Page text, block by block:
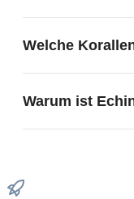
Tentakel, weshalb
wichtig ist.
Welche
Weichkorallen und
Warum ist
im Hobby.